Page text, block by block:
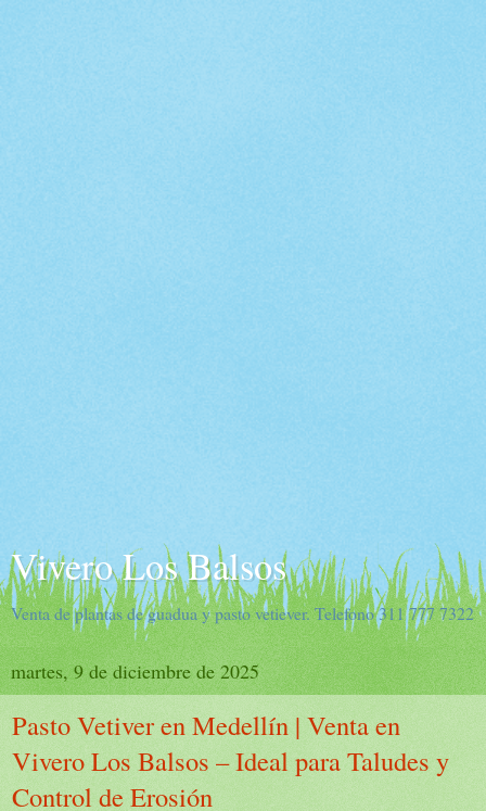
Vivero Los Balsos
Venta de plantas de guadua y pasto vetiever. Telefono 311 777 7322
martes, 9 de diciembre de 2025
Pasto Vetiver en Medellín | Venta en
Vivero Los Balsos – Ideal para Taludes y
Control de Erosión